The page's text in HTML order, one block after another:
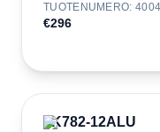
TUOTENUMERO:
€296
JK782-12ALU